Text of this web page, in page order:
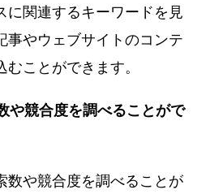
に関連するキーワードを見
事やウェブサイトのコンテ
ことができます。
や競合度を調べることがで
数や競合度を調べることが